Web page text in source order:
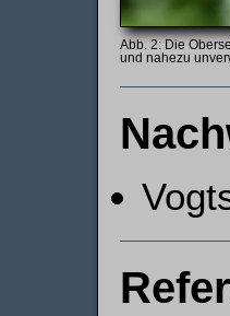
Die
und nahezu